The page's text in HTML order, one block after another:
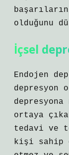
olduğunu
İçsel
Endojen
depresyon
ortaya
tedavi ve
kişi sahip